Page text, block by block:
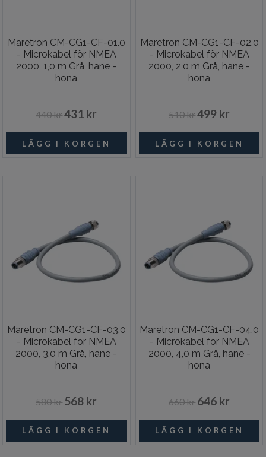
Maretron CM-CG1-CF-01.0
- Microkabel för NMEA
2000, 1,0 m Grå, hane -
hona
440 kr431 kr
Maretron CM-CG1-CF-02.0
- Microkabel för NMEA
2000, 2,0 m Grå, hane -
hona
510 kr499 kr
Maretron CM-CG1-CF-03.0
- Microkabel för NMEA
2000, 3,0 m Grå, hane -
hona
580 kr 568 kr
Maretron CM-CG1-CF-04.0
- Microkabel för NMEA
2000, 4,0 m Grå, hane -
hona
660 kr 646 kr